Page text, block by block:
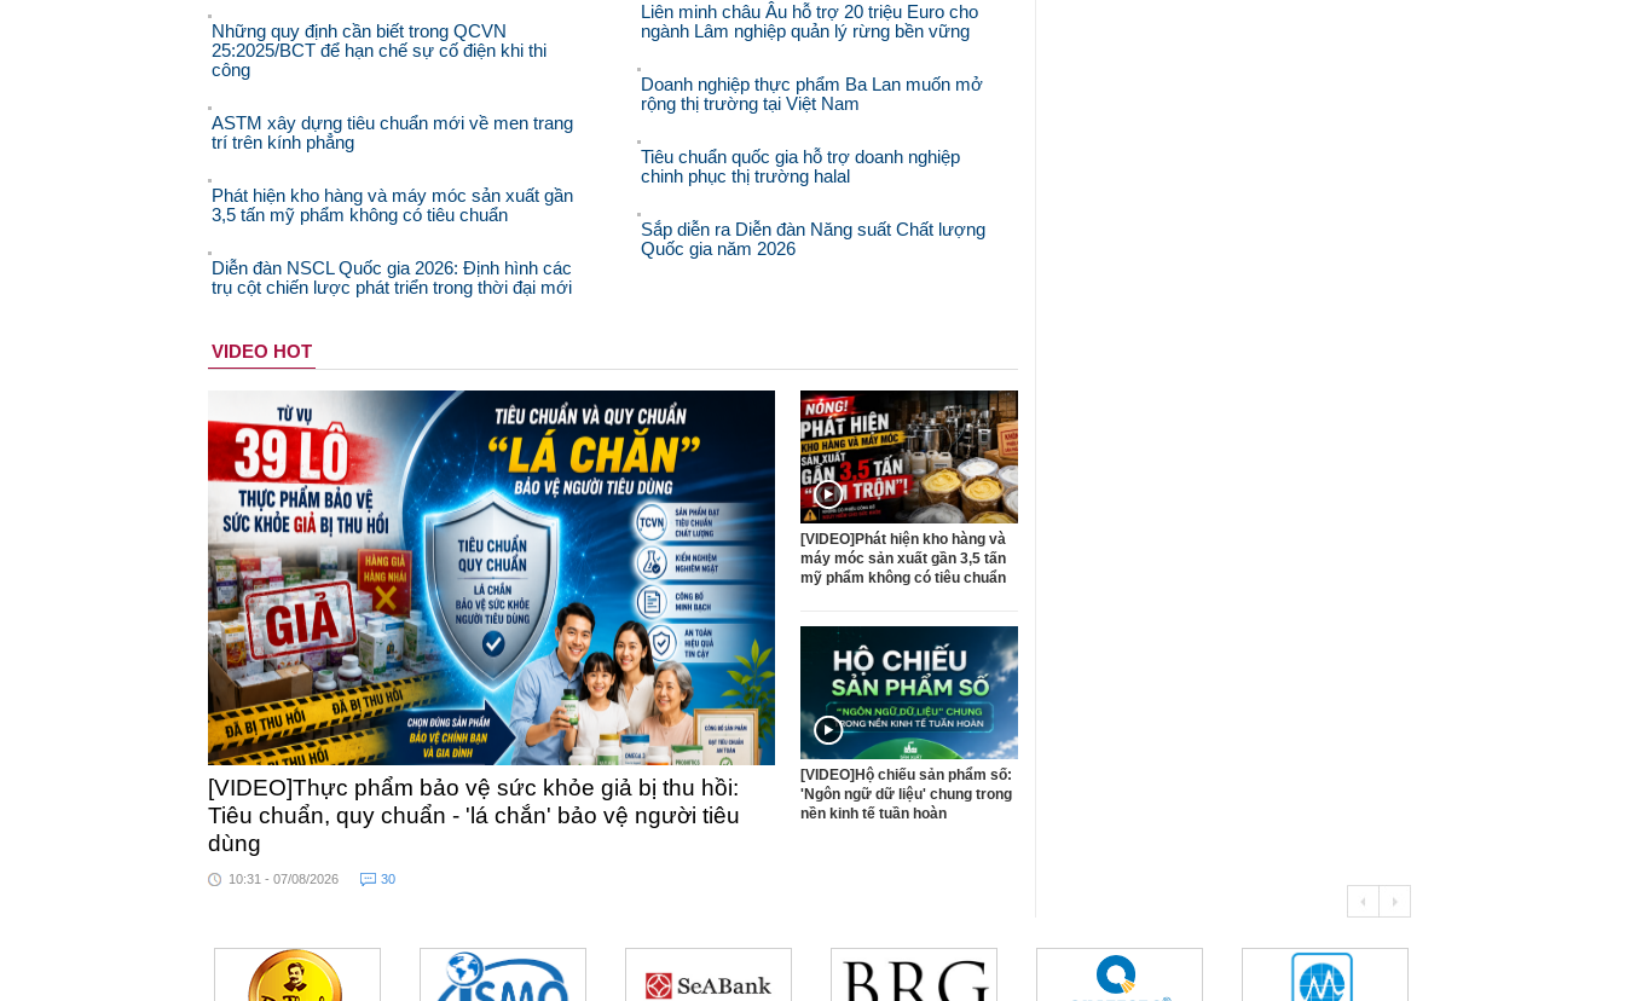
Những quy định cần biết trong QCVN
25:2025/BCT để hạn chế sự cố điện khi thi
công
ASTM xây dựng tiêu chuẩn mới về men trang
trí trên kính phẳng
Phát hiện kho hàng và máy móc sản xuất gần
3,5 tấn mỹ phẩm không có tiêu chuẩn
Diễn đàn NSCL Quốc gia 2026: Định hình các
trụ cột chiến lược phát triển trong thời đại mới
Liên minh châu Âu hỗ trợ 20 triệu Euro cho
ngành Lâm nghiệp quản lý rừng bền vững
Doanh nghiệp thực phẩm Ba Lan muốn mở
rộng thị trường tại Việt Nam
Tiêu chuẩn quốc gia hỗ trợ doanh nghiệp
chinh phục thị trường halal
Sắp diễn ra Diễn đàn Năng suất Chất lượng
Quốc gia năm 2026
VIDEO HOT
[VIDEO]Thực phẩm bảo vệ sức khỏe giả bị thu hồi:
Tiêu chuẩn, quy chuẩn - 'lá chắn' bảo vệ người tiêu
dùng
10:31 - 07/08/2026 30
[VIDEO]Phát hiện kho hàng và
máy móc sản xuất gần 3,5 tấn
mỹ phẩm không có tiêu chuẩn
[VIDEO]Hộ chiếu sản phẩm số:
'Ngôn ngữ dữ liệu' chung trong
nền kinh tế tuần hoàn